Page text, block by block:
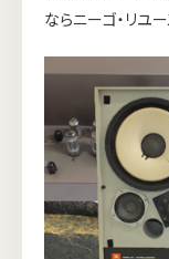
ならニーゴ・リユ